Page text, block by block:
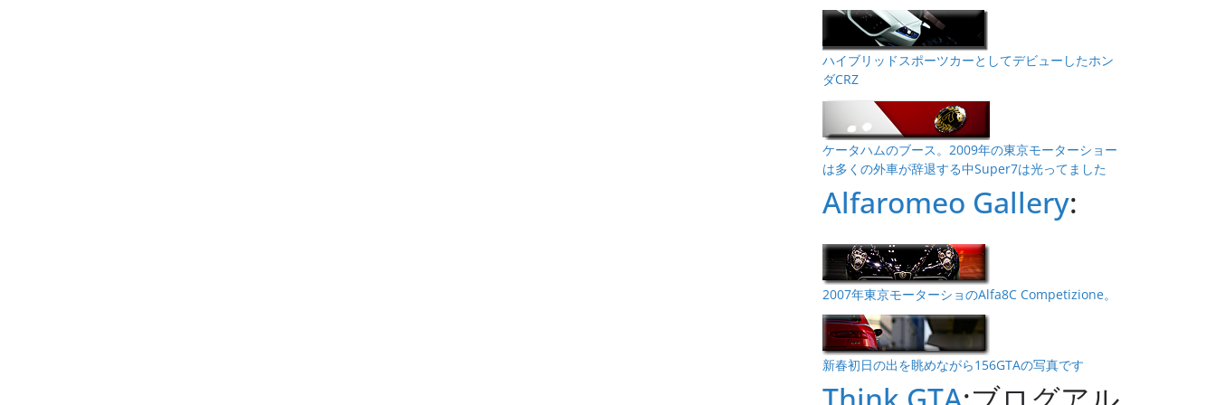
ハイブリッドスポーツカーとしてデビューしたホン
ダCRZ
ケータハムのブース。2009年の東京モーターショー
は多くの外車が辞退する中Super7は光ってました
Alfaromeo Gallery:
2007年東京モーターショのAlfa8C Competizione。
新春初日の出を眺めながら156GTAの写真です